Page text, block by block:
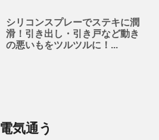
シリコンスプレーでステキに潤
滑！引き出し・引き戸など動き
の悪いもをツルツルに！...
電気通う